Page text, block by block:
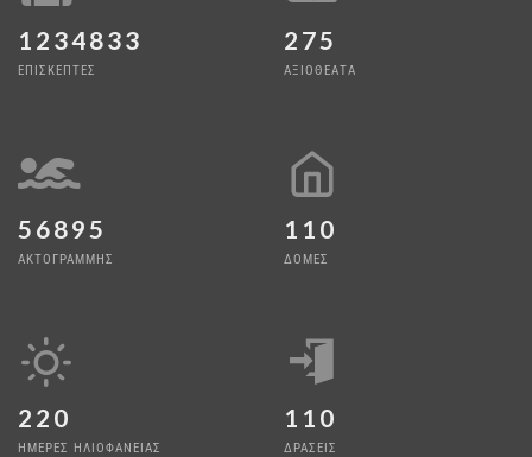
1234833
ΕΠΙΣΚΕΠΤΕΣ
275
ΑΞΙΟΘΕΑΤΑ
56895
ΑΚΤΟΓΡΑΜΜΗΣ
110
ΔΟΜΕΣ
220
ΗΜΕΡΕΣ ΗΛΙΟΦΑΝΕΙΑΣ
110
ΔΡΑΣΕΙΣ